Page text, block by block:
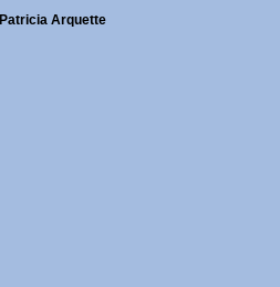
Patricia Arquette